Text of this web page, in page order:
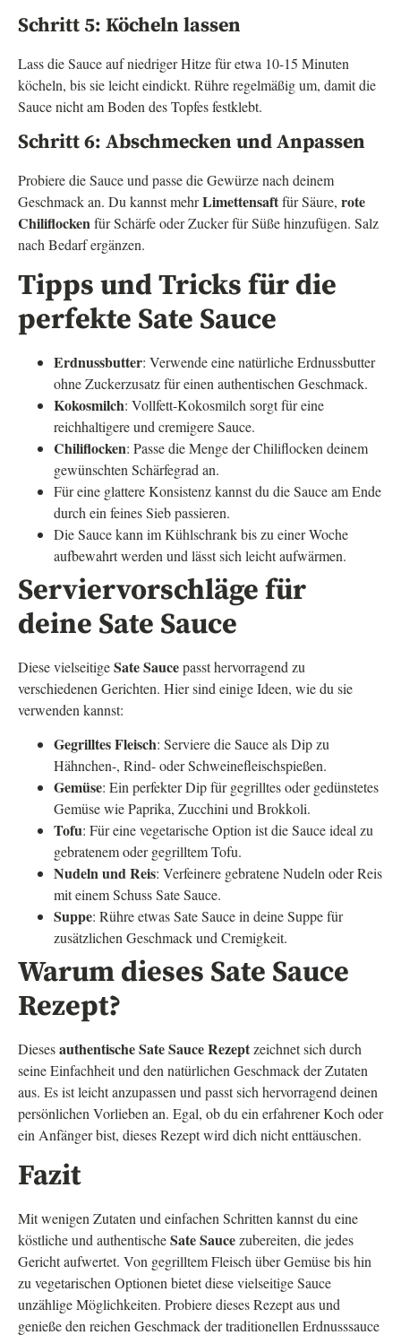
Schritt 5: Köcheln lassen
Lass die Sauce auf niedriger Hitze für etwa 10-15 Minuten
köcheln, bis sie leicht eindickt. Rühre regelmäßig um, damit die
Sauce nicht am Boden des Topfes festklebt.
Schritt 6: Abschmecken und Anpassen
Probiere die Sauce und passe die Gewürze nach deinem
Geschmack an. Du kannst mehrLimettensaftfür Säure, rote
Chiliflockenfür Schärfe oder Zucker für Süße hinzufügen. Salz
nach Bedarf ergänzen.
Tipps und Tricks für die
perfekte Sate Sauce
Erdnussbutter: Verwende eine natürliche Erdnussbutter
ohne Zuckerzusatz für einen authentischen Geschmack.
Kokosmilch: Vollfett-Kokosmilch sorgt für eine
reichhaltigere und cremigere Sauce.
Chiliflocken: Passe die Menge der Chiliflocken deinem
gewünschten Schärfegrad an.
Für eine glattere Konsistenz kannst du die Sauce am Ende
durch ein feines Sieb passieren.
Die Sauce kann im Kühlschrank bis zu einer Woche
aufbewahrt werden und lässt sich leicht aufwärmen.
Serviervorschläge für
deine Sate Sauce
Diese vielseitigeSate Saucepasst hervorragend zu
verschiedenen Gerichten. Hier sind einige Ideen, wie du sie
verwenden kannst:
Gegrilltes Fleisch: Serviere die Sauce als Dip zu
Hähnchen-, Rind- oder Schweinefleischspießen.
Gemüse: Ein perfekter Dip für gegrilltes oder gedünstetes
Gemüse wie Paprika, Zucchini und Brokkoli.
Tofu: Für eine vegetarische Option ist die Sauce ideal zu
gebratenem oder gegrilltem Tofu.
Nudeln und Reis: Verfeinere gebratene Nudeln oder Reis
mit einem Schuss Sate Sauce.
Suppe: Rühre etwas Sate Sauce in deine Suppe für
zusätzlichen Geschmack und Cremigkeit.
Warum dieses Sate Sauce
Rezept?
Diesesauthentische Sate Sauce Rezeptzeichnet sich durch
seine Einfachheit und den natürlichen Geschmack der Zutaten
aus. Es ist leicht anzupassen und passt sich hervorragend deinen
persönlichen Vorlieben an. Egal, ob du ein erfahrener Koch oder
ein Anfänger bist, dieses Rezept wird dich nicht enttäuschen.
Fazit
Mit wenigen Zutaten und einfachen Schritten kannst du eine
köstliche und authentischeSate Saucezubereiten, die jedes
Gericht aufwertet. Von gegrilltem Fleisch über Gemüse bis hin
zu vegetarischen Optionen bietet diese vielseitige Sauce
unzählige Möglichkeiten. Probiere dieses Rezept aus und
genieße den reichen Geschmack der traditionellen Erdnusssauce